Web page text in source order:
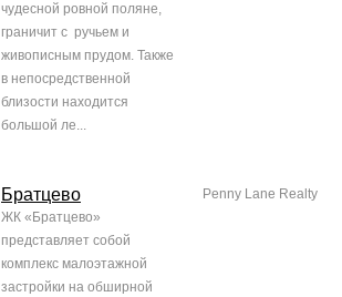
чудесной ровной поляне,
граничит с ручьем и
живописным прудом. Также
в непосредственной
близости находится
большой ле...
Братцево
ЖК «Братцево»
представляет собой
комплекс малоэтажной
застройки на обширной
Penny Lane Realty